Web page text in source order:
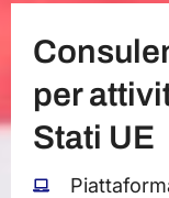
per
Stati UE